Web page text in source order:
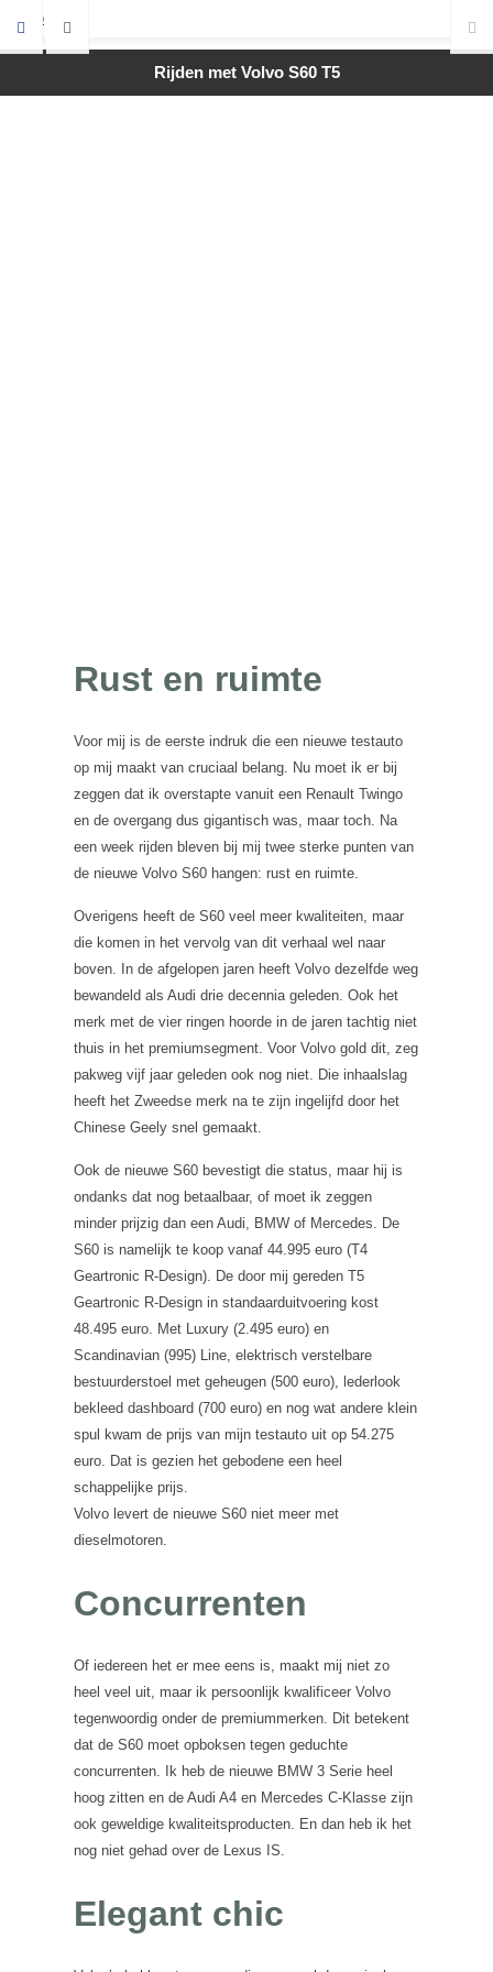
Rijden met Volvo S60 T5
Rust en ruimte
Voor mij is de eerste indruk die een nieuwe testauto
op mij maakt van cruciaal belang. Nu moet ik er bij
zeggen dat ik overstapte vanuit een Renault Twingo
en de overgang dus gigantisch was, maar toch. Na
een week rijden bleven bij mij twee sterke punten van
de nieuwe Volvo S60 hangen: rust en ruimte.
Overigens heeft de S60 veel meer kwaliteiten, maar
die komen in het vervolg van dit verhaal wel naar
boven. In de afgelopen jaren heeft Volvo dezelfde weg
bewandeld als Audi drie decennia geleden. Ook het
merk met de vier ringen hoorde in de jaren tachtig niet
thuis in het premiumsegment. Voor Volvo gold dit, zeg
pakweg vijf jaar geleden ook nog niet. Die inhaalslag
heeft het Zweedse merk na te zijn ingelijfd door het
Chinese Geely snel gemaakt.
Ook de nieuwe S60 bevestigt die status, maar hij is
ondanks dat nog betaalbaar, of moet ik zeggen
minder prijzig dan een Audi, BMW of Mercedes. De
S60 is namelijk te koop vanaf 44.995 euro (T4
Geartronic R-Design). De door mij gereden T5
Geartronic R-Design in standaarduitvoering kost
48.495 euro. Met Luxury (2.495 euro) en
Scandinavian (995) Line, elektrisch verstelbare
bestuurderstoel met geheugen (500 euro), lederlook
bekleed dashboard (700 euro) en nog wat andere klein
spul kwam de prijs van mijn testauto uit op 54.275
euro. Dat is gezien het gebodene een heel
schappelijke prijs.
Volvo levert de nieuwe S60 niet meer met
dieselmotoren.
Concurrenten
Of iedereen het er mee eens is, maakt mij niet zo
heel veel uit, maar ik persoonlijk kwalificeer Volvo
tegenwoordig onder de premiummerken. Dit betekent
dat de S60 moet opboksen tegen geduchte
concurrenten. Ik heb de nieuwe BMW 3 Serie heel
hoog zitten en de Audi A4 en Mercedes C-Klasse zijn
ook geweldige kwaliteitsproducten. En dan heb ik het
nog niet gehad over de Lexus IS.
Elegant chic